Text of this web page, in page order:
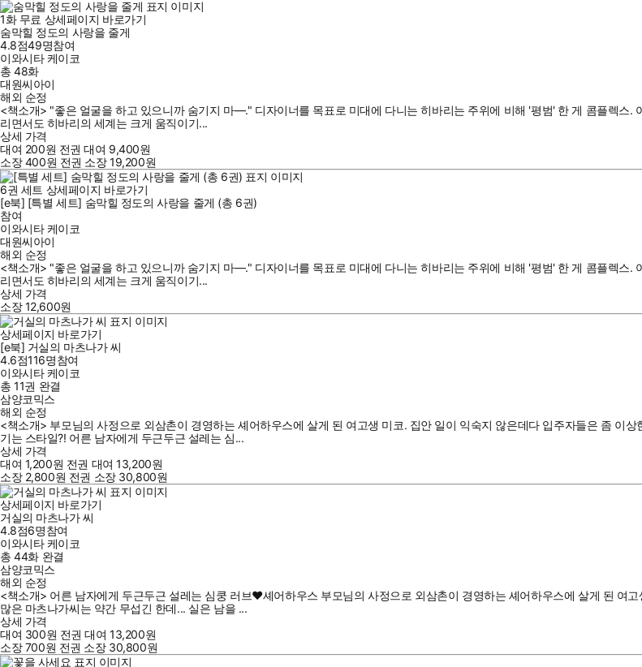
1화 무료 상세페이지 바로가기
숨막힐 정도의 사랑을 줄게
4.8점49명참여
이와시타 케이코
총 48화
대원씨아이
해외 순정
<책소개> "좋은 얼굴을 하고 있으니까 숨기지 마—." 디자이너를 목표로 미대에 다니는 히바리는 주위에 비해 '평범' 한 게 콤플렉스
리면서도 히바리의 세계는 크게 움직이기...
상세 가격
대여 200원 전권 대여 9,400원
소장400원 전권 소장19,200원
6권 세트 상세페이지 바로가기
[e북] [특별 세트] 숨막힐 정도의 사랑을 줄게 (총 6권)
참여
이와시타 케이코
대원씨아이
해외 순정
<책소개> "좋은 얼굴을 하고 있으니까 숨기지 마—." 디자이너를 목표로 미대에 다니는 히바리는 주위에 비해 '평범' 한 게 콤플렉스
리면서도 히바리의 세계는 크게 움직이기...
상세 가격
소장12,600원
상세페이지 바로가기
[e북] 거실의 마츠나가 씨
4.6점116명참여
이와시타 케이코
총 11권 완결
삼양코믹스
해외 순정
<책소개> 부모님의 사정으로 외삼촌이 경영하는 셰어하우스에 살게 된 여고생 미코. 집안 일이 익숙지 않은데다 입주자들은 좀 이
기는 스타일?! 어른 남자에게 두근두근 설레는 심...
상세 가격
대여 1,200원 전권 대여13,200원
소장 2,800원 전권 소장 30,800원
상세페이지 바로가기
거실의 마츠나가 씨
4.8점6명참여
이와시타 케이코
총 44화 완결
삼양코믹스
해외 순정
<책소개> 어른 남자에게 두근두근 설레는 심쿵 러브♥셰어하우스 부모님의 사정으로 외삼촌이 경영하는 셰어하우스에 살게 된 여
많은 마츠나가씨는 약간 무섭긴 한데... 실은 남을 ...
상세 가격
대여 300원 전권 대여13,200원
소장700원 전권 소장 30,800원